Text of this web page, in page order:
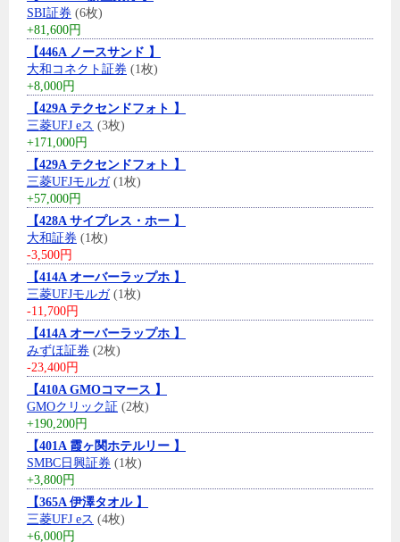
SBI証券 (6枚)
+81,600円
【446A ノースサンド 】
大和コネクト証券 (1枚)
+8,000円
【429A テクセンドフォト 】
三菱UFJ eス (3枚)
+171,000円
【429A テクセンドフォト 】
三菱UFJモルガ(1枚)
+57,000円
【428A サイプレス・ホー 】
大和証券 (1枚)
-3,500円
【414A オーバーラップホ 】
三菱UFJモルガ(1枚)
-11,700円
【414A オーバーラップホ 】
みずほ証券 (2枚)
-23,400円
【410A GMOコマース 】
GMOクリック証 (2枚)
+190,200円
【401A 霞ヶ関ホテルリー 】
SMBC日興証券 (1枚)
+3,800円
【365A 伊澤タオル 】
三菱UFJ eス (4枚)
+6,000円